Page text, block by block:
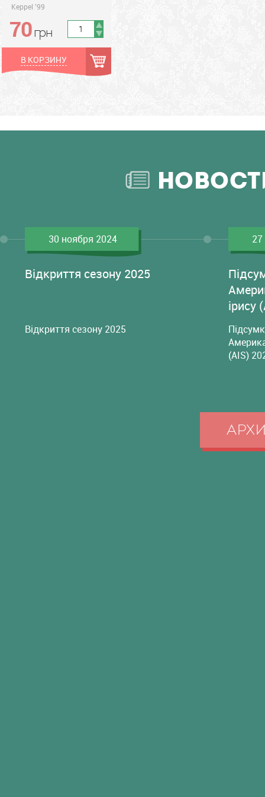
Keppel '99
грн
70грн
В КОРЗИНУ
30 ноября 2024
Відкриття сезону 2025
Відкриття сезону 2025
ірису
(AIS)